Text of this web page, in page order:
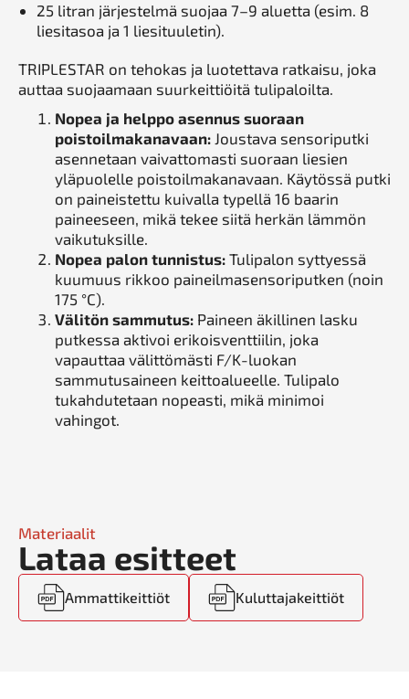
25 litran järjestelmä suojaa 7–9 aluetta (esim. 8
liesitasoa ja 1 liesituuletin).
TRIPLESTAR on tehokas ja luotettava ratkaisu, joka
auttaa suojaamaan suurkeittiöitä tulipaloilta.
Nopea ja helppo asennus suoraan
poistoilmakanavaan: Joustava sensoriputki
asennetaan vaivattomasti suoraan liesien
yläpuolelle poistoilmakanavaan. Käytössä putki
on paineistettu kuivalla typellä 16 baarin
paineeseen, mikä tekee siitä herkän lämmön
vaikutuksille.
Nopea palon tunnistus: Tulipalon syttyessä
kuumuus rikkoo paineilmasensoriputken (noin
175 °C).
Välitön sammutus: Paineen äkillinen lasku
putkessa aktivoi erikoisventtiilin, joka
vapauttaa välittömästi F/K-luokan
sammutusaineen keittoalueelle. Tulipalo
tukahdutetaan nopeasti, mikä minimoi
vahingot.
Materiaalit
Lataa esitteet
Ammattikeittiöt Kuluttajakeittiöt